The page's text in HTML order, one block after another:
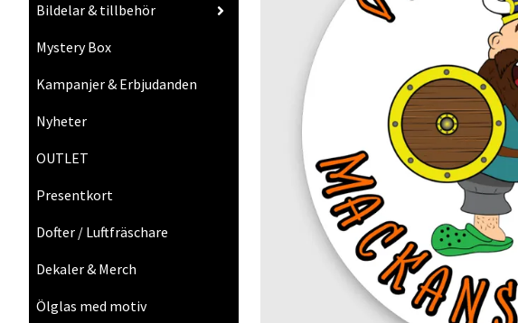
Bildelar & tillbehör
Mystery Box
Kampanjer & Erbjudanden
Nyheter
OUTLET
Presentkort
Dofter / Luftfräschare
Dekaler & Merch
Ölglas med motiv